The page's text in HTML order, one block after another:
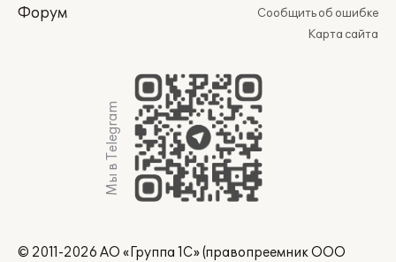
Форум
Сообщить об ошибке
Карта сайта
Мы в Telegram
© 2011-2026 АО «Группа 1С» (правопреемник ООО